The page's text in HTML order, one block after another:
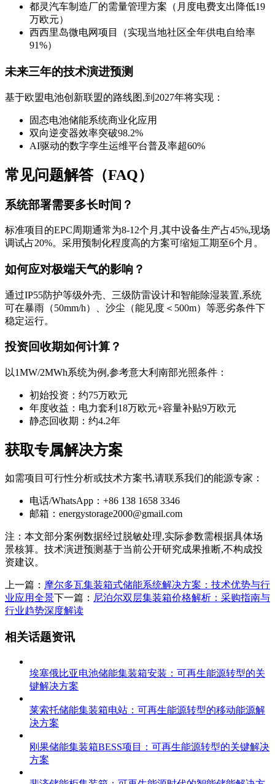
都灵汽车制造厂的需量管理方案（月度电费支出降低19
万欧元）
西西里岛微电网项目（实现当地社区全年供电自给率
91%）
未来三年的技术演进预测
基于欧盟电池创新联盟的路线图,到2027年将实现：
固态电池储能系统商业化应用
双向逆变器效率突破98.2%
AI驱动的数字孪生运维平台普及率超60%
常见问题解答（FAQ）
系统部署需要多长时间？
标准项目的EPC周期通常为8-12个月,其中设备生产占45%,现场
调试占20%。采用预制化程度高的方案可缩短工期至6个月。
如何应对极端天气的影响？
通过IP55防护等级外壳、三级防雷设计和智能除湿装置,系统
可在暴雨（50mm/h）、沙尘（能见度＜500m）等恶劣条件下
稳定运行。
投资回收期如何计算？
以1MW/2MWh系统为例,参考意大利南部光照条件：
初始投资：约75万欧元
年度收益：电力套利18万欧元+容量补贴9万欧元
静态回收期：约4.2年
获取专属解决方案
如需项目可行性分析或技术方案书,请联系我们的能源专家：
电话/WhatsApp：+86 138 1658 3346
邮箱： energystorage2000@gmail.com
注：本文部分案例数据经过脱敏处理,实际参数需根据具体场
景核算。技术演进预测基于当前公开研究成果推断,不构成投
资建议。
上一篇： 摩尔多瓦集装箱式储能系统解决方案：技术优势与行
业应用全景下一篇： 尼泊尔双层集装箱价格解析：采购指南与
行业趋势深度解读
相关话题资讯
埃塞俄比亚电池储能集装箱安装：可再生能源转型的关
键解决方案
莱索托储能集装箱电站：可再生能源转型的移动能源解
决方案
刚果储能集装箱BESS项目：可再生能源转型的关键解决
方案